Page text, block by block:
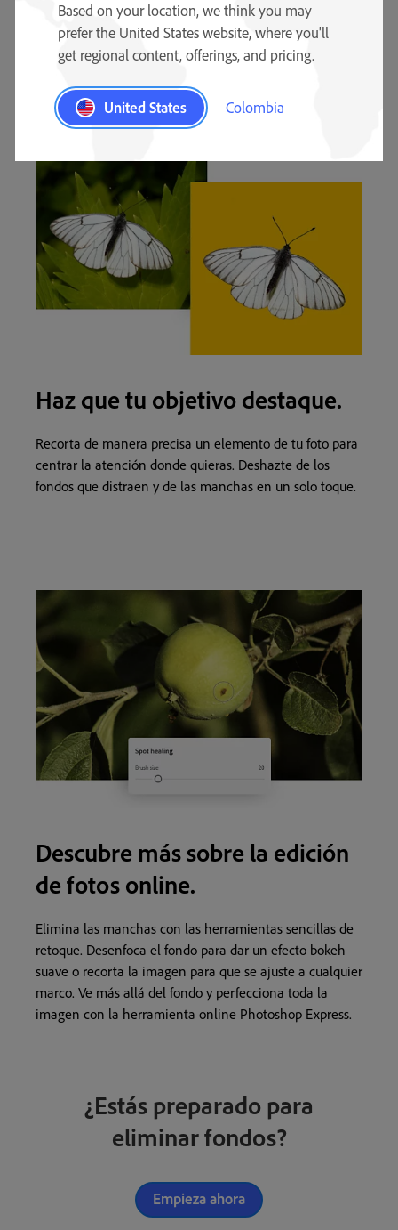
una foto de fondo de color estable, elige un negro o un
blanco sencillos o quédate con un recorte transparente.
Haz que tu objetivo destaque.
Recorta de manera precisa un elemento de tu foto para
centrar la atención donde quieras. Deshazte de los
fondos que distraen y de las manchas en un solo toque.
Descubre más sobre la edición
de fotos online.
Elimina las manchas con las herramientas sencillas de
retoque. Desenfoca el fondo para dar un efecto bokeh
suave o recorta la imagen para que se ajuste a cualquier
marco. Ve más allá del fondo y perfecciona toda la
imagen con la herramienta online Photoshop Express.
¿Estás preparado para
eliminar fondos?
Empieza ahora
Based on your location, we think you may
prefer the United States website, where you'll
get regional content, offerings, and pricing.
United States Colombia